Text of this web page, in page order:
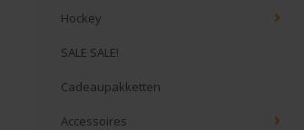
Hockey
SALE SALE!
Cadeaupakketten
Accessoires